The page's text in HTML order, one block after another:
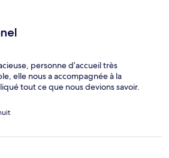
personne d’accueil très
elle nous a accompagnée à la
tout ce que nous devions savoir.